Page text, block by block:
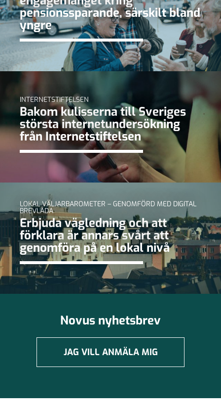
pensionssparande, särskilt bland
yngre
INTERNETSTIFTELSEN
Bakom kulisserna till Sveriges
största internetundersökning
från Internetstiftelsen
LOKAL VÄLJARBAROMETER – GENOMFÖRD MED DIGITAL
BREVLÅDA
Erbjuda vägledning och att
förklara är annars svårt att
genomföra på en lokal nivå
Novus nyhetsbrev
JAG VILL ANMÄLA MIG